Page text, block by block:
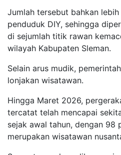
Jumlah tersebut bahkan
penduduk DIY, sehingga
di sejumlah titik rawan
wilayah Kabupaten Sleman.
Selain arus mudik,
lonjakan wisatawan.
Hingga Maret 2026,
tercatat telah mencapai
sejak awal tahun, dengan 98
merupakan wisatawan